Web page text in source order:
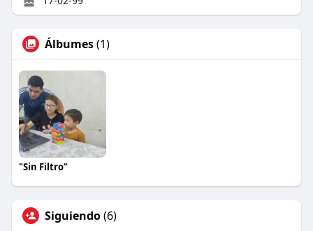
Álbumes(1)
"Sin Filtro"
Siguiendo(6)